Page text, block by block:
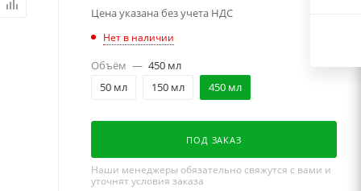
Цена указана без учета НДС
Нет в наличии
Объём — 450 мл
50 мл
150 мл 450 мл
ПОД ЗАКАЗ
Наши менеджеры обязательно свяжутся с вами и
уточнят условия заказа